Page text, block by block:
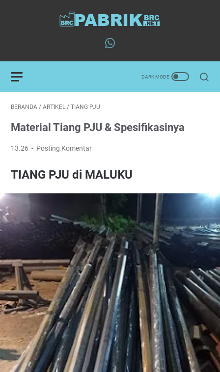
BERANDA / ARTIKEL / TIANG PJU
Material Tiang PJU & Spesifikasinya
13.26 Posting Komentar
TIANG PJU di MALUKU